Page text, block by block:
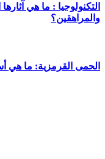
التكنولوجيا : ما هي
والمراهقين؟
الحمى القرمزية: ما هي